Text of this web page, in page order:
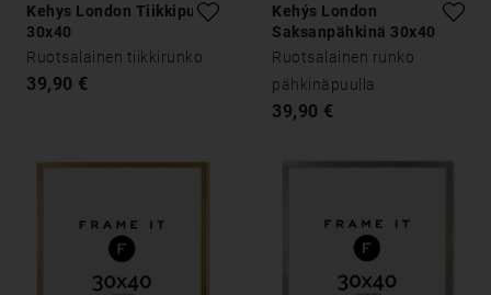
Kehys London Tiikkipuu
30x40
Ruotsalainen tiikkirunko
39,90 €
Kehýs London
Saksanpähkinä 30x40
Ruotsalainen runko
pähkinäpuulla
39,90 €